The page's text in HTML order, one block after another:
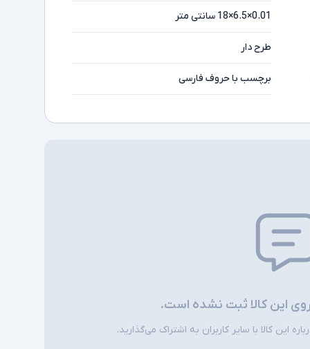
0.01×6.5×18 سانتی متر
طرح دار
برچسب با حروف فارسی
این کالا ثبت نشده است.
این کالا با سایر کاربران به اشتراک می‌گذارید.